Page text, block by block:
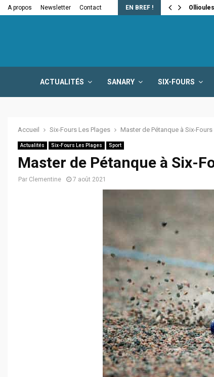
A propos Newsletter Contact EN BREF !
la fermeture…
ACTUALITÉS SANARY SIX-FOURS
Accueil Six-Fours Les Plages Master de Pétanque à Six-Fours
Actualités Six-Fours Les Plages Sport
Master de Pétanque à Six-
Par Clementine 7 août 2021